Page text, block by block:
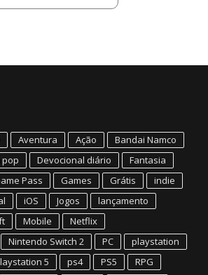
Aventura Ação
Bandai Namco
Devocional diário
Fantasia
Pass Games Grátis
indie
iOS Jogos
lançamento
Mobile
Netflix
Nintendo Switch 2 PC
playstation
5 ps4 PS5
RPG